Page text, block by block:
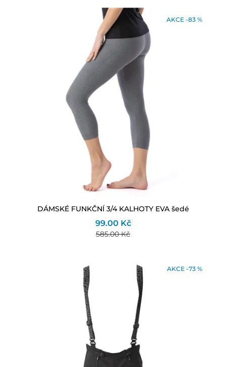
AKCE -83 %
DÁMSKÉ FUNKČNÍ 3/4 KALHOTY EVA šedé
99.00 Kč
585.00 Kč
AKCE -73 %